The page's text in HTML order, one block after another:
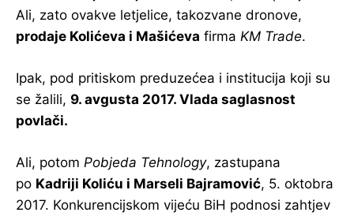
Ali, zato ovakve letjelice, takozvane dronove,
prodaje Kolićeva i Mašićeva firma KM Trade.
Ipak, pod pritiskom preduzećea i institucija koji su
se žalili, 9. avgusta 2017. Vlada saglasnost
povlači.
Ali, potom Pobjeda Tehnology, zastupana
po Kadriji Koliću i Marseli Bajramović, 5. oktobra
2017. Konkurencijskom vijeću BiH podnosi zahtjev